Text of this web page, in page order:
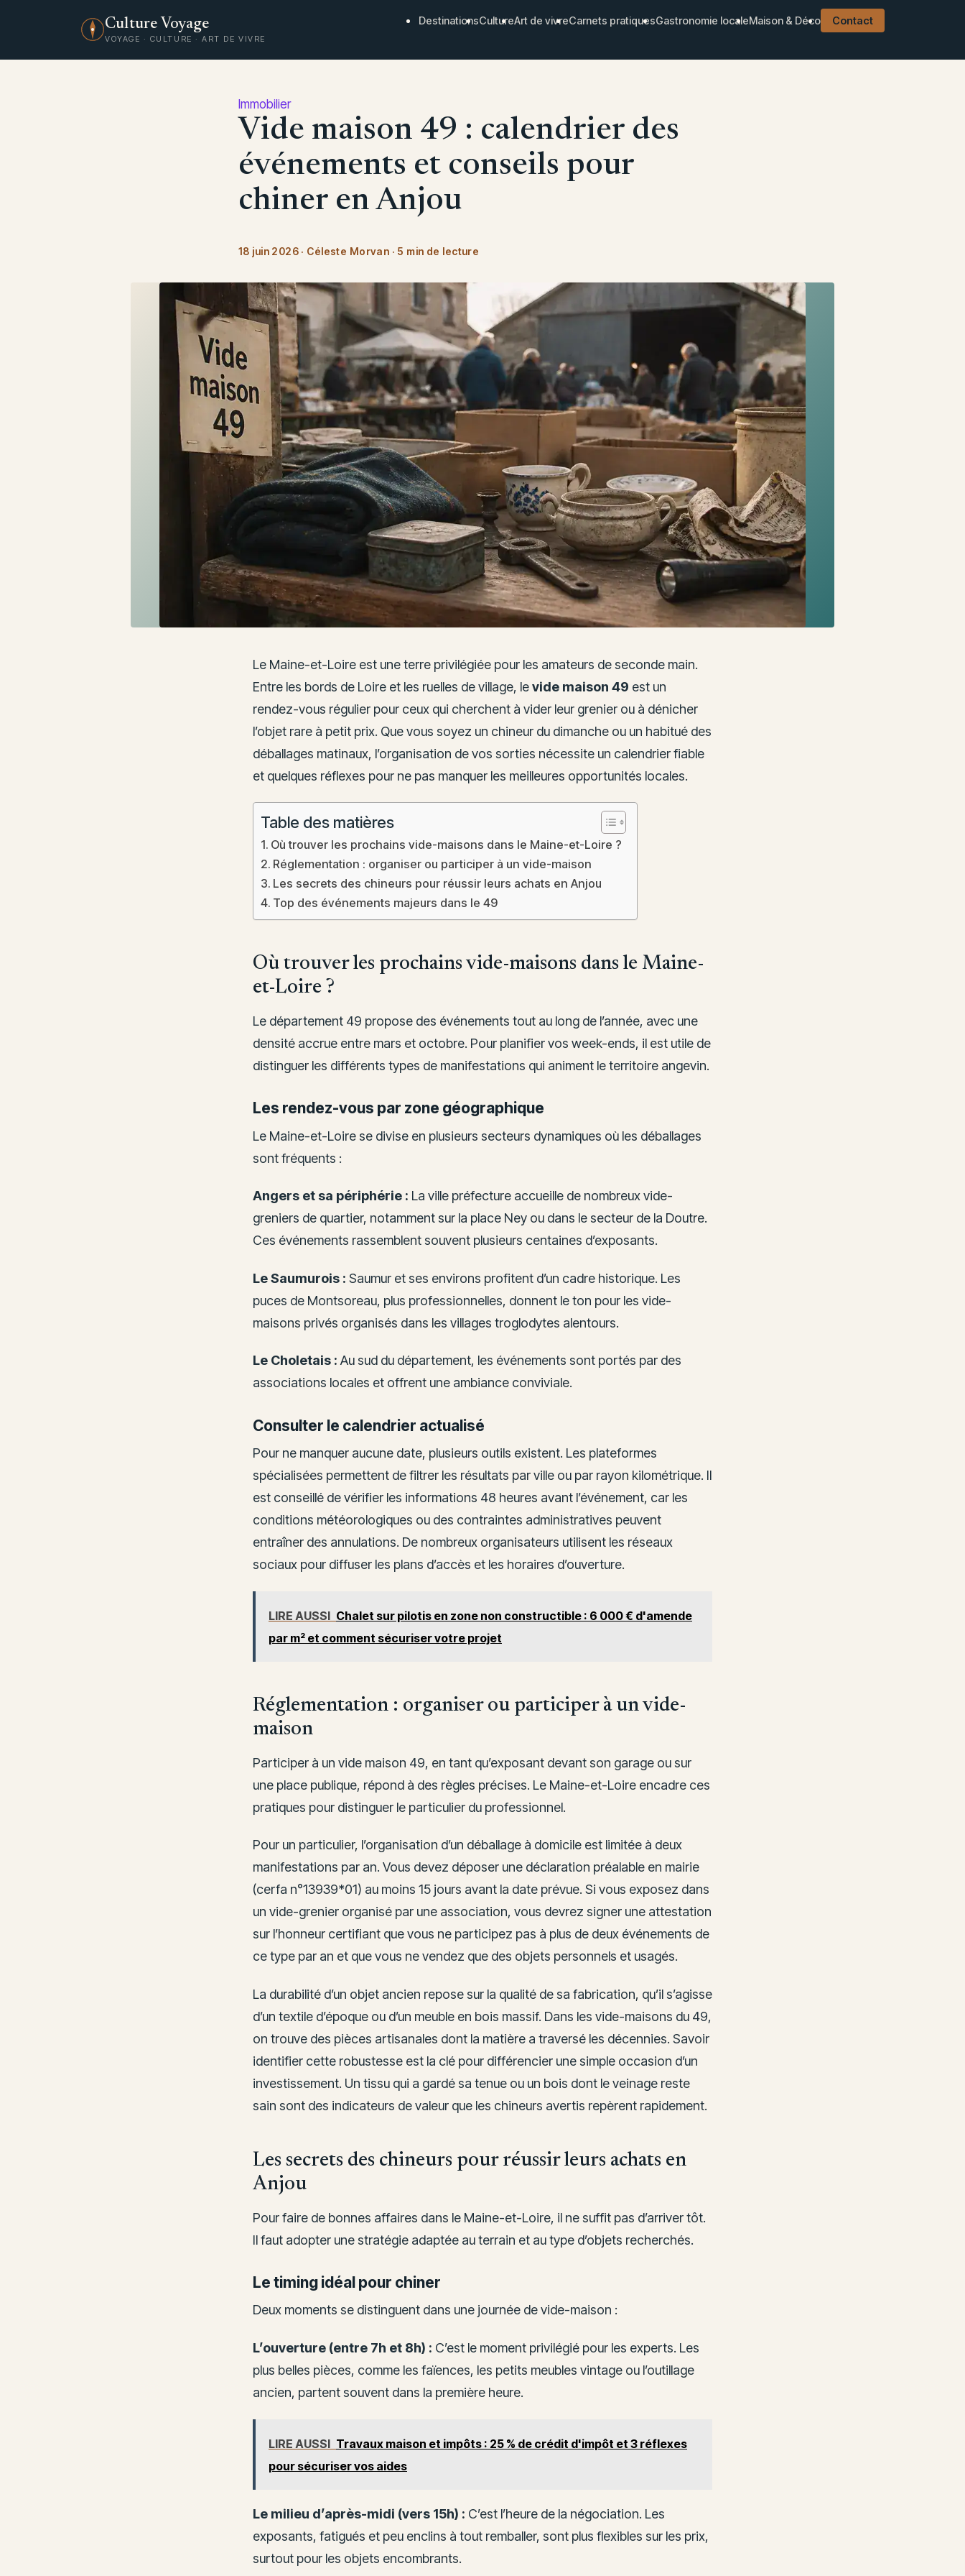
Culture Voyage
VOYAGE · CULTURE · ART DE VIVRE
DestinationsCultureArt de vivreCarnets pratiquesGastronomie localeMaison & Déco Contact
Immobilier
Vide maison 49 : calendrier des
événements et conseils pour
chiner en Anjou
18 juin 2026 · Céleste Morvan · 5 min de lecture
Le Maine-et-Loire est une terre privilégiée pour les amateurs de seconde main.
Entre les bords de Loire et les ruelles de village, levide maison 49 est un
rendez-vous régulier pour ceux qui cherchent à vider leur grenier ou à dénicher
l’objet rare à petit prix. Que vous soyez un chineur du dimanche ou un habitué des
déballages matinaux, l’organisation de vos sorties nécessite un calendrier fiable
et quelques réflexes pour ne pas manquer les meilleures opportunités locales.
Table des matières
Où trouver les prochains vide-maisons dans le Maine-et-Loire ?
Réglementation : organiser ou participer à un vide-maison
Les secrets des chineurs pour réussir leurs achats en Anjou
Top des événements majeurs dans le 49
Où trouver les prochains vide-maisons dans le Maine-
et-Loire ?
Le département 49 propose des événements tout au long de l’année, avec une
densité accrue entre mars et octobre. Pour planifier vos week-ends, il est utile de
distinguer les différents types de manifestations qui animent le territoire angevin.
Les rendez-vous par zone géographique
Le Maine-et-Loire se divise en plusieurs secteurs dynamiques où les déballages
sont fréquents :
Angers et sa périphérie : La ville préfecture accueille de nombreux vide-
greniers de quartier, notamment sur la place Ney ou dans le secteur de la Doutre.
Ces événements rassemblent souvent plusieurs centaines d’exposants.
Le Saumurois : Saumur et ses environs profitent d’un cadre historique. Les
puces de Montsoreau, plus professionnelles, donnent le ton pour les vide-
maisons privés organisés dans les villages troglodytes alentours.
Le Choletais :Au sud du département, les événements sont portés par des
associations locales et offrent une ambiance conviviale.
Consulter le calendrier actualisé
Pour ne manquer aucune date, plusieurs outils existent. Les plateformes
spécialisées permettent de filtrer les résultats par ville ou par rayon kilométrique. Il
est conseillé de vérifier les informations 48 heures avant l’événement, car les
conditions météorologiques ou des contraintes administratives peuvent
entraîner des annulations. De nombreux organisateurs utilisent les réseaux
sociaux pour diffuser les plans d’accès et les horaires d’ouverture.
LIRE AUSSI Chalet sur pilotis en zone non constructible : 6 000 € d'amende
par m² et comment sécuriser votre projet
Réglementation : organiser ou participer à un vide-
maison
Participer à un vide maison 49, en tant qu’exposant devant son garage ou sur
une place publique, répond à des règles précises. Le Maine-et-Loire encadre ces
pratiques pour distinguer le particulier du professionnel.
Pour un particulier, l’organisation d’un déballage à domicile est limitée à deux
manifestations par an. Vous devez déposer une déclaration préalable en mairie
(cerfa n°13939*01) au moins 15 jours avant la date prévue. Si vous exposez dans
un vide-grenier organisé par une association, vous devrez signer une attestation
sur l’honneur certifiant que vous ne participez pas à plus de deux événements de
ce type par an et que vous ne vendez que des objets personnels et usagés.
La durabilité d’un objet ancien repose sur la qualité de sa fabrication, qu’il s’agisse
d’un textile d’époque ou d’un meuble en bois massif. Dans les vide-maisons du 49,
on trouve des pièces artisanales dont la matière a traversé les décennies. Savoir
identifier cette robustesse est la clé pour différencier une simple occasion d’un
investissement. Un tissu qui a gardé sa tenue ou un bois dont le veinage reste
sain sont des indicateurs de valeur que les chineurs avertis repèrent rapidement.
Les secrets des chineurs pour réussir leurs achats en
Anjou
Pour faire de bonnes affaires dans le Maine-et-Loire, il ne suffit pas d’arriver tôt.
Il faut adopter une stratégie adaptée au terrain et au type d’objets recherchés.
Le timing idéal pour chiner
Deux moments se distinguent dans une journée de vide-maison :
L’ouverture (entre 7h et 8h) : C’est le moment privilégié pour les experts. Les
plus belles pièces, comme les faïences, les petits meubles vintage ou l’outillage
ancien, partent souvent dans la première heure.
LIRE AUSSI Travaux maison et impôts : 25 % de crédit d'impôt et 3 réflexes
pour sécuriser vos aides
Le milieu d’après-midi (vers 15h) : C’est l’heure de la négociation. Les
exposants, fatigués et peu enclins à tout remballer, sont plus flexibles sur les prix,
surtout pour les objets encombrants.